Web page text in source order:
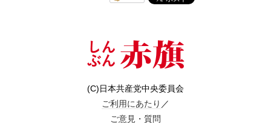
(C)日本共産党中央委員会
ご利用にあたり ／
ご意見・質問